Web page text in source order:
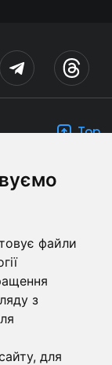
файли
з
, для
Top